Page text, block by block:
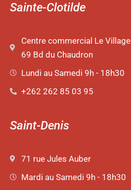
Sainte-Clotilde
Centre commercial Le Village
69 Bd du Chaudron
Lundi au Samedi 9h - 18h30
+262 262 85 03 95
Saint-Denis
71 rue Jules Auber
Mardi au Samedi 9h - 18h30